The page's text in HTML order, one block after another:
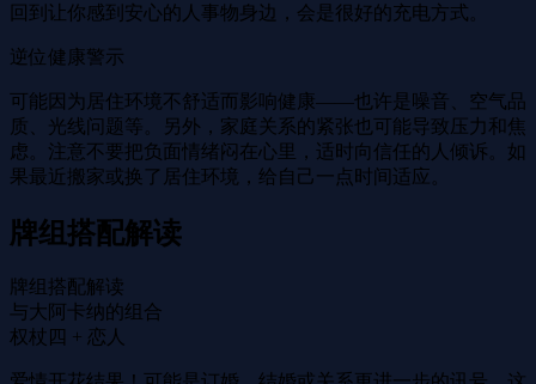
回到让你感到安心的人事物身边，会是很好的充电方式。
逆位健康警示
可能因为居住环境不舒适而影响健康——也许是噪音、空气品
质、光线问题等。另外，家庭关系的紧张也可能导致压力和焦
虑。注意不要把负面情绪闷在心里，适时向信任的人倾诉。如
果最近搬家或换了居住环境，给自己一点时间适应。
牌组搭配解读
牌组搭配解读
与大阿卡纳的组合
权杖四 + 恋人